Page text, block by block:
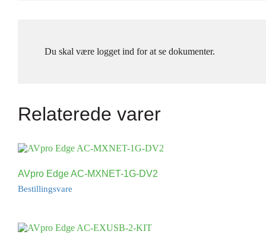
Du skal være logget ind for at se dokumenter.
Relaterede varer
AVpro Edge AC-MXNET-1G-DV2
Bestillingsvare